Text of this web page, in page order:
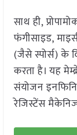
साथ ही,
फंगीसाइड,
(जैसे स्पोर्स) के
करता है। यह
संयोजन
रेजिस्टेंस